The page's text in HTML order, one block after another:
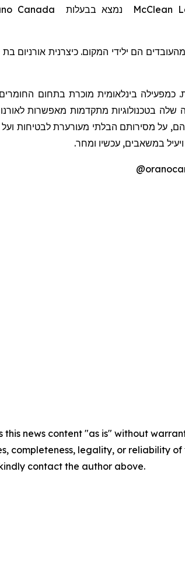
McClean נמצא בבעלות Canada
ילידי המקום. כיצרנית אורניום
כמפעילה בינלאומית מוכרת בתחום
שלה בטכנולוגיות מתקדמות מאפשרות
18,500 עובדי קבוצת אורנו נשענים על כישוריהם, על מסירותם הבלתי
במשאבים, עכשיו ומחר.
this news content "as is" without
completeness, legality, or reliability
contact the author above.